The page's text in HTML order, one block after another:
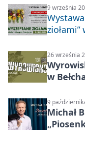
9 września
ziołami”
26 września
w
9
Michał